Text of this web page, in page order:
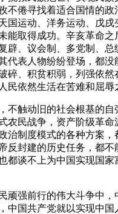
不倦寻找着适合国情的政
国运动、洋务运动、戊戌
能取得成功。辛亥革命之
辟、议会制、多党制、总
代表人物纷纷登场，都没
碎、积贫积弱，列强依然
民依然生活在苦难和屈辱
触动旧的社会根基的自
农民战争，资产阶级革命
治制度模式的各种方案，
反封建的历史任务，都不
都谈不上为中国实现国家
强前行的伟大斗争中，
中国共产党就以实现中